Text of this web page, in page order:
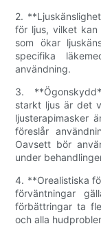
2.
för ljus, vilket kan
som ökar
specifika
användning.
3.
starkt ljus är det
ljusterapimasker
föreslår
Oavsett bör
under
4. **Orealistiska
förväntningar
förbättringar ta
och alla